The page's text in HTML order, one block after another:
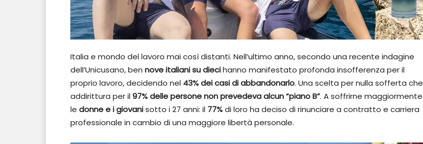
Italia e mondo del lavoro mai così distanti. Nell’ultimo anno, secondo una recente indagine
dell’Unicusano, ben nove italiani su diecihanno manifestato profonda insofferenza per il
proprio lavoro, decidendo nel 43% dei casi di abbandonarlo. Una scelta per nulla sofferta che
addirittura per il97% delle persone non prevedeva alcun “piano B”. A soffrirne maggiormente
le donne e i giovanisotto i 27 anni: il 77%di loro ha deciso di rinunciare a contratto e carriera
professionale in cambio di una maggiore libertà personale.